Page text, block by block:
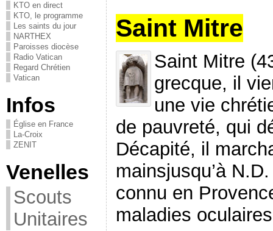
KTO en direct
KTO, le programme
Les saints du jour
NARTHEX
Paroisses diocèse
Radio Vatican
Regard Chrétien
Vatican
Infos
Église en France
La-Croix
ZENIT
Venelles
Scouts
Unitaires
Saint Mitre
Saint Mitre
grecque, il
une vie
de pauvreté, qui
Décapité, il
mainsjusqu’à
connu en
maladies